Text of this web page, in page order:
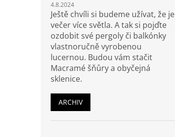
4.8.2024
Ještě chvíli si budeme užívat, že je
večer více světla. A tak si pojďte
ozdobit své pergoly či balkónky
vlastnoručně vyrobenou
lucernou. Budou vám stačit
Macramé šňůry a obyčejná
sklenice.
ARCHIV